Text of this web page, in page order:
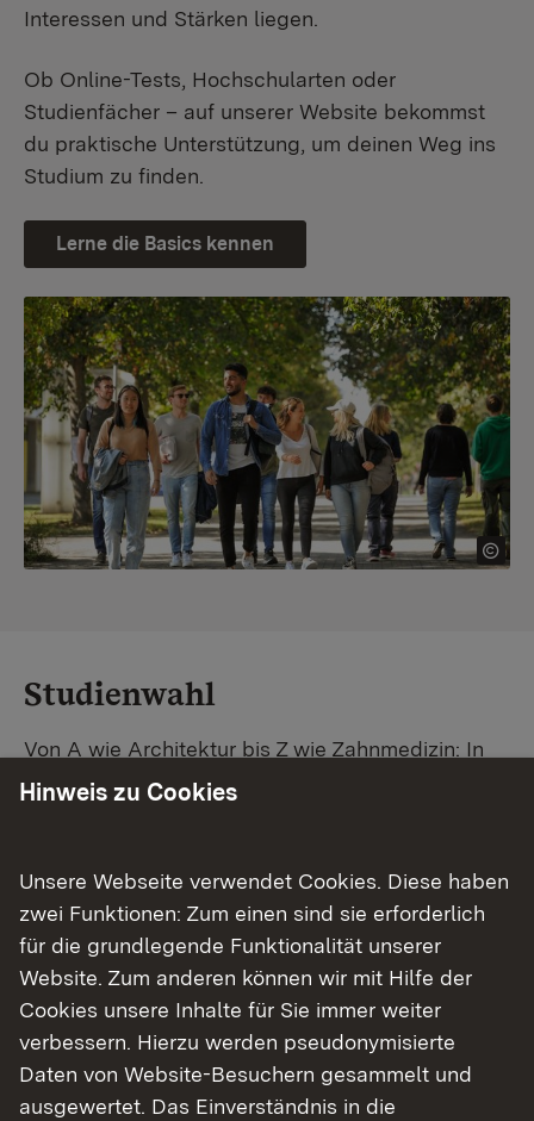
Interessen und Stärken liegen.
Ob Online-Tests, Hochschularten oder
Studienfächer – auf unserer Website bekommst
du praktische Unterstützung, um deinen Weg ins
Studium zu finden.
Lerne die Basics kennen
Studienwahl
Von A wie Architektur bis Z wie Zahnmedizin: In
Baden-Württemberg warten unzählige
Studiengangsuche schnell den passenden
Studienplatz. Außerdem gibt's eine Schritt-für-
Schritt-Anleitung zu deinem Traum-Studium.
Finde dein Studium in Baden-Württemberg
Hinweis zu Cookies
Unsere Webseite verwendet Cookies. Diese haben
zwei Funktionen: Zum einen sind sie erforderlich
für die grundlegende Funktionalität unserer
Website. Zum anderen können wir mit Hilfe der
Cookies unsere Inhalte für Sie immer weiter
verbessern. Hierzu werden pseudonymisierte
Daten von Website-Besuchern gesammelt und
ausgewertet. Das Einverständnis in die